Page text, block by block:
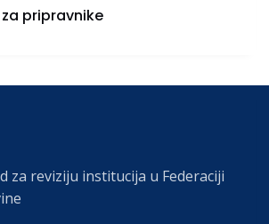
pripravnike
za reviziju institucija u Federaciji